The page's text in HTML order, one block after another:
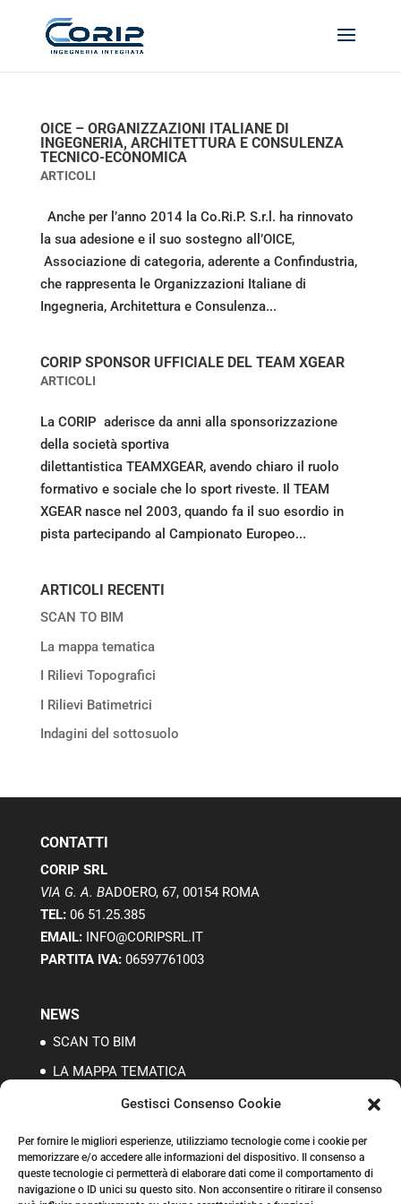
Gestisci Consenso Cookie
Per fornire le migliori esperienze, utilizziamo tecnologie come i cookie per
memorizzare e/o accedere alle informazioni del dispositivo. Il consenso a
queste tecnologie ci permetterà di elaborare dati come il comportamento di
navigazione o ID unici su questo sito. Non acconsentire o ritirare il consenso
OICE – ORGANIZZAZIONI ITALIANE DI
INGEGNERIA, ARCHITETTURA E CONSULENZA
TECNICO-ECONOMICA
ARTICOLI
Anche per l’anno 2014 la Co.Ri.P. S.r.l. ha rinnovato
la sua adesione e il suo sostegno all’OICE,
Associazione di categoria, aderente a Confindustria,
che rappresenta le Organizzazioni Italiane di
Ingegneria, Architettura e Consulenza...
CORIP SPONSOR UFFICIALE DEL TEAM XGEAR
ARTICOLI
La CORIP aderisce da anni alla sponsorizzazione
della società sportiva
dilettantistica TEAMXGEAR, avendo chiaro il ruolo
formativo e sociale che lo sport riveste. Il TEAM
XGEAR nasce nel 2003, quando fa il suo esordio in
pista partecipando al Campionato Europeo...
ARTICOLI RECENTI
SCAN TO BIM
La mappa tematica
I Rilievi Topografici
I Rilievi Batimetrici
Indagini del sottosuolo
CONTATTI
CORIP SRL
VIA G. A. BADOERO, 67, 00154 ROMA
TEL: 06 51.25.385
EMAIL: INFO@CORIPSRL.IT
PARTITA IVA:06597761003
NEWS
SCAN TO BIM
LA MAPPA TEMATICA
I RILIEVI TOPOGRAFICI
CONTRIBUTI PUBBLICI
CCIA N. 979224